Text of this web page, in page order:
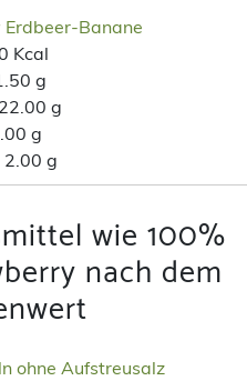
Banane
Kcal
g
22.00 g
g
2.00 g
wie 100%
nach dem
ohne Aufstreusalz